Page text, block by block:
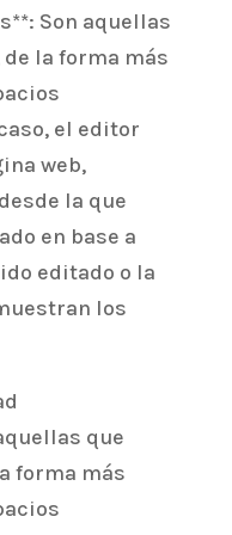
Son aquellas
la forma más
el editor
web,
la que
en base a
editado o la
los
que
forma más